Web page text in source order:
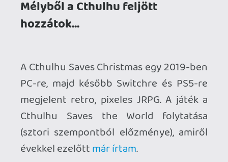
Karácsony napján a címszereplő egy
ajándékot kapott, ám a dobozban az
lapult, amire a legkevésbé vágyott: egy
sikerülhet, hogy pár fura társ
segedelmével legyőzi a Karácsonyi
Gonoszok Ligáját... "Ez most komoly?!"
kérdezheti az egyszeri horror rajongó
geek, de szerencsére a fejlesztő Zeboyd
Games ezt se vette komolyan: ez egy
műfajparódia teletömve poénokkal.
Legyen szó a narrátorral való